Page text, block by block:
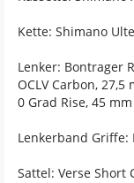
Kette: Shimano
Lenker: Bontrager
OCLV Carbon,
0 Grad Rise, 45
Lenkerband Griffe:
Sattel: Verse Short